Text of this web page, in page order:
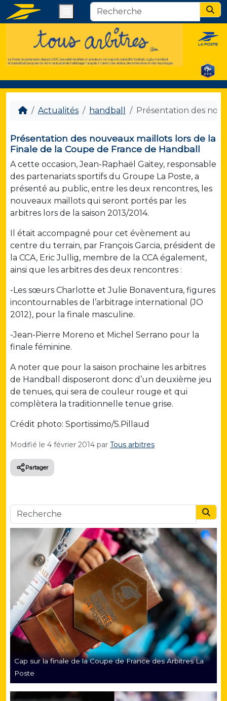
Actualités handball Présentation des
Présentation des nouveaux maillots lors de la
Finale de la Coupe de France de Handball
A cette occasion, Jean-Raphaël Gaitey, responsable
des partenariats sportifs du Groupe La Poste, a
présenté au public, entre les deux rencontres, les
nouveaux maillots qui seront portés par les
arbitres lors de la saison 2013/2014.
Il était accompagné pour cet évènement au
centre du terrain, par François Garcia, président de
la CCA, Eric Jullig, membre de la CCA également,
ainsi que les arbitres des deux rencontres :
-Les sœurs Charlotte et Julie Bonaventura, figures
incontournables de l’arbitrage international (JO
2012), pour la finale masculine.
-Jean-Pierre Moreno et Michel Serrano pour la
finale féminine.
A noter que pour la saison prochaine les arbitres
de Handball disposeront donc d’un deuxième jeu
de tenues, qui sera de couleur rouge et qui
complètera la traditionnelle tenue grise.
Crédit photo: Sportissimo/S.Pillaud
Modifié le 4 février 2014 par Tous arbitres
Partager
Cap sur la finale de la Coupe de France des Arbitres La
Poste